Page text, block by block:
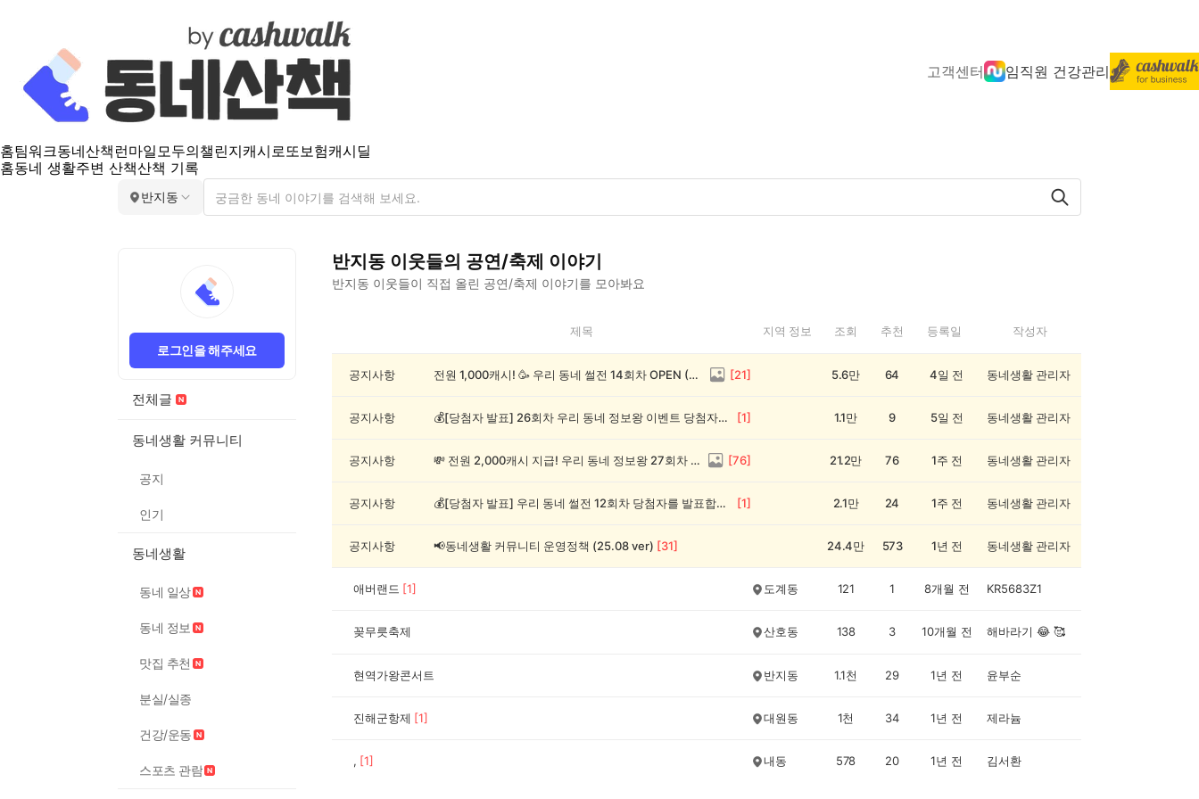
고객센터 임직원 건강관리
홈팀워크동네산책 런마일모두의챌린지캐시로또보험캐시딜
홈동네 생활주변 산책산책 기록
반지동
로그인을 해주세요
전체글
동네생활 커뮤니티
공지
인기
동네생활
동네 일상
동네 정보
맛집 추천
분실/실종
건강/운동
스포츠 관람
반지동 이웃들의 공연/축제 이야기
반지동 이웃들이 직접 올린 공연/축제 이야기를 모아봐요
동
제목 지역 정보 조회 추천 등록일 작성자
공지사항 전원 1,000캐시! 🥳 우리 동네 썰전 14회차 OPEN (~8/17) [21] 5.6만 64 4일 전 동네생활 관리자
공지사항 💰[당첨자 발표] 26회차 우리 동네 정보왕 이벤트 당첨자를 발표합니다! [1] 1.1만 9 5일 전 동네생활 관리자
공지사항 💸 전원 2,000캐시 지급! 우리 동네 정보왕 27회차 (~8/10) [76] 21.2만 76 1주 전 동네생활 관리자
공지사항 💰[당첨자 발표] 우리 동네 썰전 12회차 당첨자를 발표합니다! [1] 2.1만 24 1주 전 동네생활 관리자
공지사항 📢동네생활 커뮤니티 운영정책 (25.08 ver) [31] 24.4만 573 1년 전 동네생활 관리자
애버랜드 [1] 도계동 121 1 8개월 전 KR5683Z1
꽂무릇축제 산호동 138 3 10개월 전 해바라기 😂 🥰
현역가왕콘서트 반지동 1.1천 29 1년 전 윤부순
진해군항제 [1] 대원동 1천 34 1년 전 제라늄
, [1] 내동 578 20 1년 전 김서환